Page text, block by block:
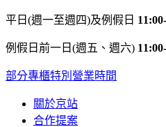
平日(週一至週四)及例假日
例假日前一日(週五、週六)
部分專櫃特別營業時間
關於京站
合作提案